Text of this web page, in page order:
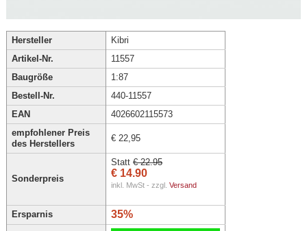
Hersteller
Kibri
Artikel-Nr.
11557
Baugröße
1:87
Bestell-Nr.
440-11557
EAN
4026602115573
empfohlener Preis
des Herstellers
€ 22,95
Sonderpreis
Statt € 22.95
€ 14.90
inkl. MwSt - zzgl. Versand
Ersparnis 35%